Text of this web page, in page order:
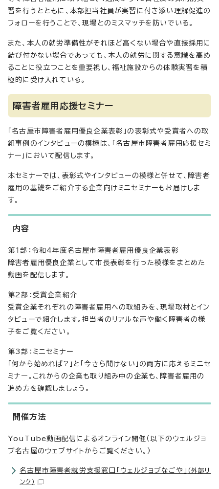
習を行うとともに、本部担当社員が実習に付き添い理解促進の
フォローを行うことで、現場とのミスマッチを防いでいる。
また、本人の就労準備性がそれほど高くない場合や直接採用に
結び付かない場合であっても、本人の就労に関する意識を高め
ることに役立つことを重要視し、福祉施設からの体験実習を積
極的に受け入れている。
障害者雇用応援セミナー
「名古屋市障害者雇用優良企業表彰」の表彰式や受賞者への取
組事例のインタビューの模様は、「名古屋市障害者雇用応援セミ
ナー」において配信します。
本セミナーでは、表彰式やインタビューの模様と併せて、障害者
雇用の基礎をご紹介する企業向けミニセミナーもお届けしま
す。
内容
第1部：令和4年度名古屋市障害者雇用優良企業表彰
障害者雇用優良企業として市長表彰を行った模様をまとめた
動画を配信します。
第2部：受賞企業紹介
受賞企業それぞれの障害者雇用への取組みを、現場取材とイン
タビューで紹介します。担当者のリアルな声や働く障害者の様
子をご覧ください。
第3部：ミニセミナー
「何から始めれば?」と「今さら聞けない」の両方に応えるミニセ
ミナー。これからの企業も取り組み中の企業も、障害者雇用の
進め方を確認しましょう。
開催方法
YouTube動画配信によるオンライン開催（以下のウェルジョ
ブ名古屋のウェブサイトからご覧ください。）
名古屋市障害者就労支援窓口「ウェルジョブなごや」 （外部リ
ンク）